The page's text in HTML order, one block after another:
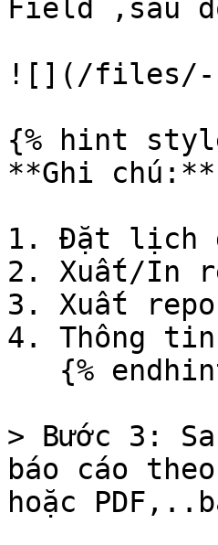
Field ,sau
![](/files/-
{% hint
**Ghi chú:**
1. Đặt lịch
2. Xuất/In
3. Xuất
4. Thông
> Bước 3:
báo cáo
hoặc